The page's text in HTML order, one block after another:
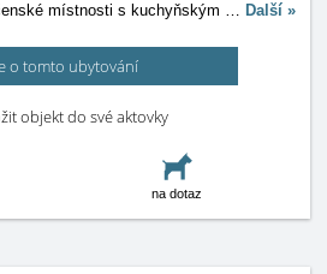
místnosti s kuchyňským … Další »
o tomto ubytování
objekt do své aktovky
na dotaz